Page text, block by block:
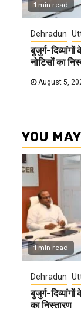
1 min read
Dehradun
बुजुर्ग-
नोटिसों का
August 5,
YOU
1 min read
Dehradun
बुजुर्ग-
का निस्तारण